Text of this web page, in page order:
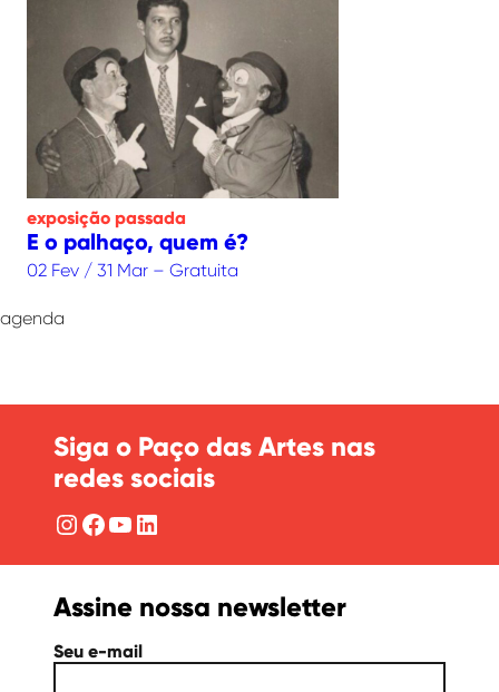
exposição passada
E o palhaço, quem é?
02 Fev / 31 Mar – Gratuita
agenda
Siga o Paço das Artes nas
redes sociais
Instagram
Facebook
YouTube
LinkedIn
Assine nossa newsletter
Seu e-mail